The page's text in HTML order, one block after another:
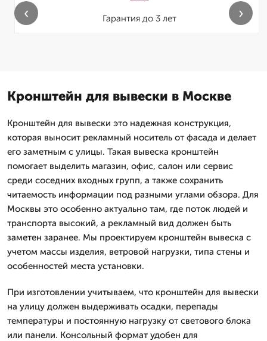
Гарантия до 3 лет
‹ ›
Кронштейн для вывески в Москве
Кронштейн для вывески это надежная конструкция,
которая выносит рекламный носитель от фасада и делает
его заметным с улицы. Такая вывеска кронштейн
помогает выделить магазин, офис, салон или сервис
среди соседних входных групп, а также сохранить
читаемость информации под разными углами обзора. Для
Москвы это особенно актуально там, где поток людей и
транспорта высокий, а рекламный вид должен быть
заметен заранее. Мы проектируем кронштейн вывеска с
учетом массы изделия, ветровой нагрузки, типа стены и
особенностей места установки.
При изготовлении учитываем, что кронштейн для вывески
на улицу должен выдерживать осадки, перепады
температуры и постоянную нагрузку от светового блока
или панели. Консольный формат удобен для